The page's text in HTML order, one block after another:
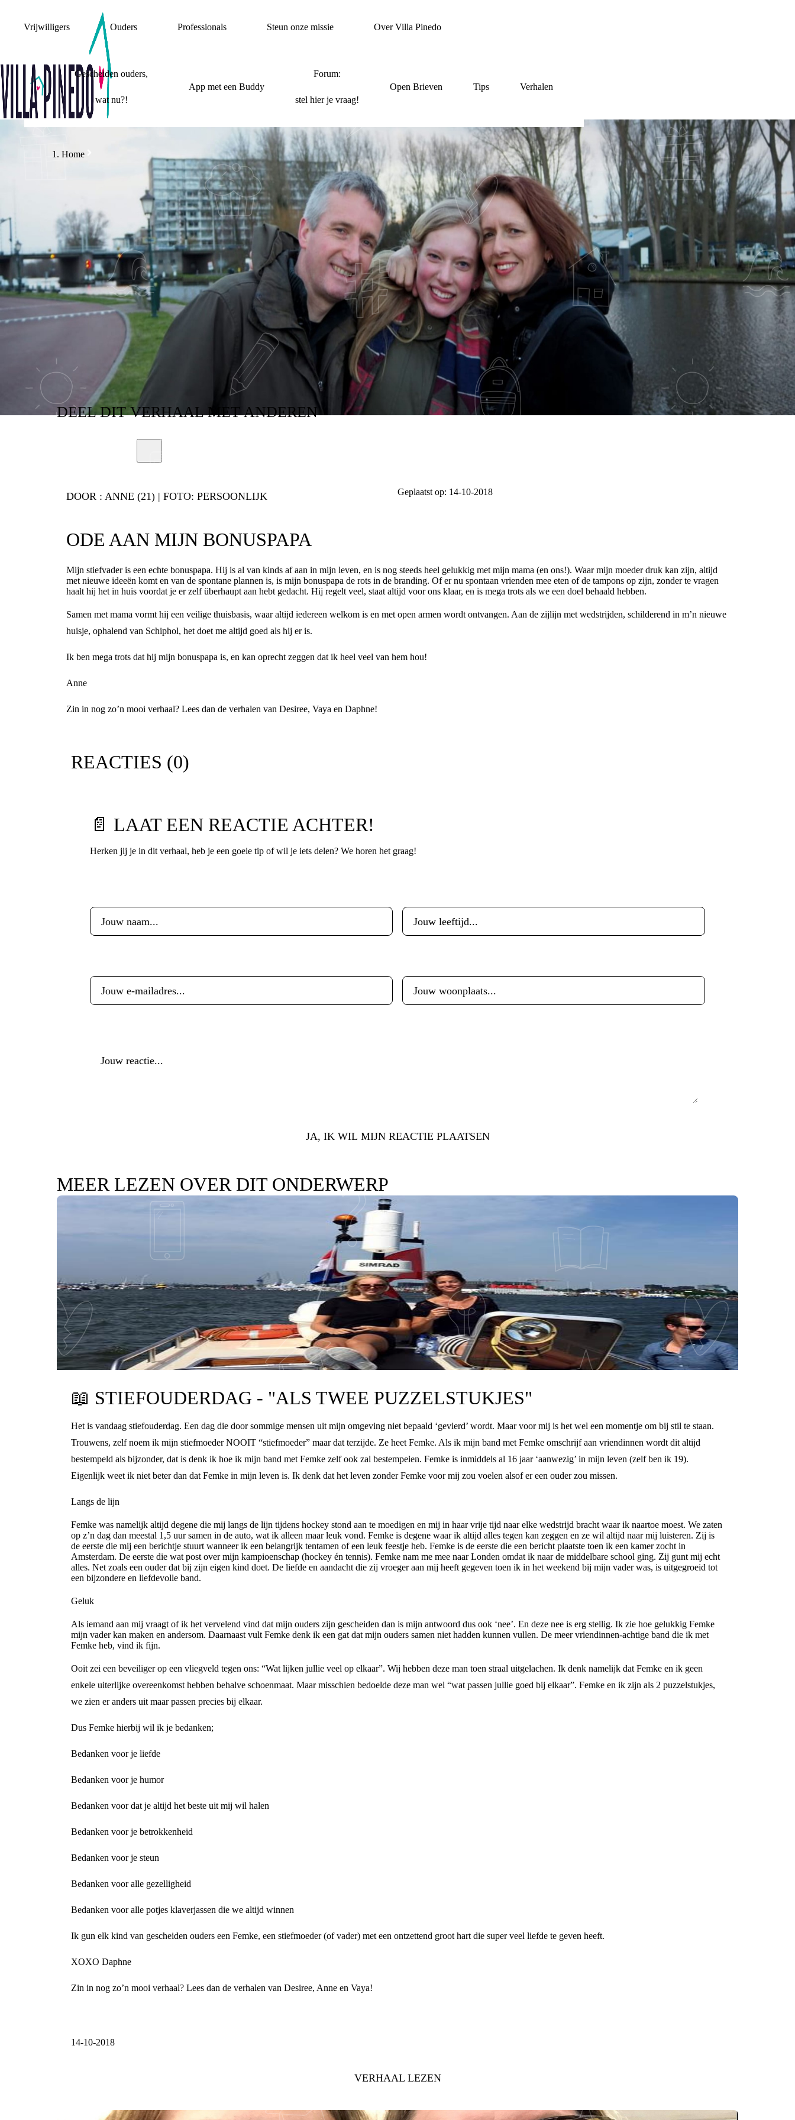
Vrijwilligers Ouders Professionals Steun onze missie Over Villa Pinedo
Gescheiden ouders,
wat nu?!
App met een Buddy
Forum:
stel hier je vraag!
Open Brieven Tips Verhalen
Home
STIEFOUDERS
STIEFOUDERDAG - "MIJN ROTS IN DE BRANDING"
DEELDIT VERHAALMET ANDEREN
DOOR : ANNE (21) | FOTO: PERSOONLIJK Geplaatst op: 14-10-2018
ODE AAN MIJN BONUSPAPA
Mijn stiefvader is een echte bonuspapa. Hij is al van kinds af aan in mijn leven, en is nog steeds heel gelukkig met mijn mama (en ons!). Waar mijn moeder druk kan zijn, altijd
met nieuwe ideeën komt en van de spontane plannen is, is mijn bonuspapa de rots in de branding. Of er nu spontaan vrienden mee eten of de tampons op zijn, zonder te vragen
haalt hij het in huis voordat je er zelf überhaupt aan hebt gedacht. Hij regelt veel, staat altijd voor ons klaar, en is mega trots als we een doel behaald hebben.
Samen met mama vormt hij een veilige thuisbasis, waar altijd iedereen welkom is en met open armen wordt ontvangen. Aan de zijlijn met wedstrijden, schilderend in m’n nieuwe
huisje, ophalend van Schiphol, het doet me altijd goed als hij er is.
Ik ben mega trots dat hij mijn bonuspapa is, en kan oprecht zeggen dat ik heel veel van hem hou!
Anne
Zin in nog zo’n mooi verhaal? Lees dan de verhalen van Desiree, Vaya en Daphne!
REACTIES (0)
📄 LAAT EEN REACTIE ACHTER!
Herken jij je in dit verhaal, heb je een goeie tip of wil je iets delen? We horen het graag!
JA, IK WIL MIJN REACTIE PLAATSEN
MEER LEZEN OVER DIT ONDERWERP
📖 STIEFOUDERDAG - "ALS TWEE PUZZELSTUKJES"
Het is vandaag stiefouderdag. Een dag die door sommige mensen uit mijn omgeving niet bepaald ‘gevierd’ wordt. Maar voor mij is het wel een momentje om bij stil te staan.
Trouwens, zelf noem ik mijn stiefmoeder NOOIT “stiefmoeder” maar dat terzijde. Ze heet Femke. Als ik mijn band met Femke omschrijf aan vriendinnen wordt dit altijd
bestempeld als bijzonder, dat is denk ik hoe ik mijn band met Femke zelf ook zal bestempelen. Femke is inmiddels al 16 jaar ‘aanwezig’ in mijn leven (zelf ben ik 19).
Eigenlijk weet ik niet beter dan dat Femke in mijn leven is. Ik denk dat het leven zonder Femke voor mij zou voelen alsof er een ouder zou missen.
Langs de lijn
Femke was namelijk altijd degene die mij langs de lijn tijdens hockey stond aan te moedigen en mij in haar vrije tijd naar elke wedstrijd bracht waar ik naartoe moest. We zaten
op z’n dag dan meestal 1,5 uur samen in de auto, wat ik alleen maar leuk vond. Femke is degene waar ik altijd alles tegen kan zeggen en ze wil altijd naar mij luisteren. Zij is
de eerste die mij een berichtje stuurt wanneer ik een belangrijk tentamen of een leuk feestje heb. Femke is de eerste die een bericht plaatste toen ik een kamer zocht in
Amsterdam. De eerste die wat post over mijn kampioenschap (hockey én tennis). Femke nam me mee naar Londen omdat ik naar de middelbare school ging. Zij gunt mij echt
alles. Net zoals een ouder dat bij zijn eigen kind doet. De liefde en aandacht die zij vroeger aan mij heeft gegeven toen ik in het weekend bij mijn vader was, is uitgegroeid tot
een bijzondere en liefdevolle band.
Geluk
Als iemand aan mij vraagt of ik het vervelend vind dat mijn ouders zijn gescheiden dan is mijn antwoord dus ook ‘nee’. En deze nee is erg stellig. Ik zie hoe gelukkig Femke
mijn vader kan maken en andersom. Daarnaast vult Femke denk ik een gat dat mijn ouders samen niet hadden kunnen vullen. De meer vriendinnen-achtige band die ik met
Femke heb, vind ik fijn.
Ooit zei een beveiliger op een vliegveld tegen ons: “Wat lijken jullie veel op elkaar”. Wij hebben deze man toen straal uitgelachen. Ik denk namelijk dat Femke en ik geen
enkele uiterlijke overeenkomst hebben behalve schoenmaat. Maar misschien bedoelde deze man wel “wat passen jullie goed bij elkaar”. Femke en ik zijn als 2 puzzelstukjes,
we zien er anders uit maar passen precies bij elkaar.
Dus Femke hierbij wil ik je bedanken;
Bedanken voor je liefde
Bedanken voor je humor
Bedanken voor dat je altijd het beste uit mij wil halen
Bedanken voor je betrokkenheid
Bedanken voor je steun
Bedanken voor alle gezelligheid
Bedanken voor alle potjes klaverjassen die we altijd winnen
Ik gun elk kind van gescheiden ouders een Femke, een stiefmoeder (of vader) met een ontzettend groot hart die super veel liefde te geven heeft.
XOXO Daphne
Zin in nog zo’n mooi verhaal? Lees dan de verhalen van Desiree, Anne en Vaya!
14-10-2018
VERHAAL LEZEN